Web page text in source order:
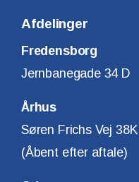
Afdelinger
Fredensborg
Jernbanegade 34 D
Århus
Søren Frichs Vej 38K
(Åbent efter aftale)